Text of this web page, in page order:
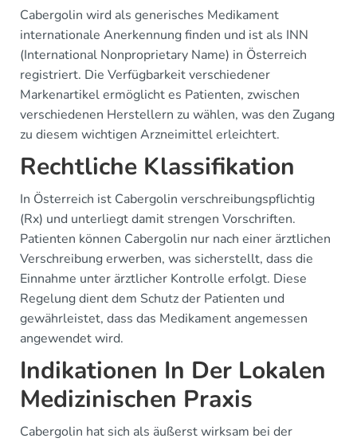
Cabergolin wird als generisches Medikament
internationale Anerkennung finden und ist als INN
(International Nonproprietary Name) in Österreich
registriert. Die Verfügbarkeit verschiedener
Markenartikel ermöglicht es Patienten, zwischen
verschiedenen Herstellern zu wählen, was den Zugang
zu diesem wichtigen Arzneimittel erleichtert.
Rechtliche Klassifikation
In Österreich ist Cabergolin verschreibungspflichtig
(Rx) und unterliegt damit strengen Vorschriften.
Patienten können Cabergolin nur nach einer ärztlichen
Verschreibung erwerben, was sicherstellt, dass die
Einnahme unter ärztlicher Kontrolle erfolgt. Diese
Regelung dient dem Schutz der Patienten und
gewährleistet, dass das Medikament angemessen
angewendet wird.
Indikationen In Der Lokalen
Medizinischen Praxis
Cabergolin hat sich als äußerst wirksam bei der